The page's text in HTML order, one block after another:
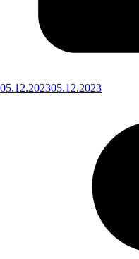
05.12.202305.12.2023